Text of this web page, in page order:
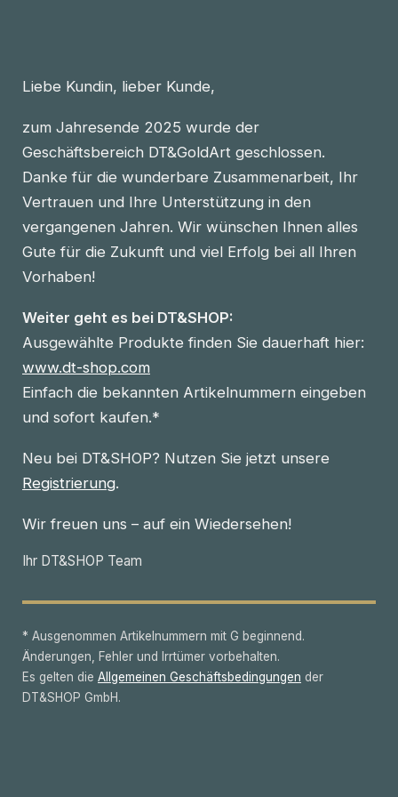
Liebe Kundin, lieber Kunde,
zum Jahresende 2025 wurde der
Geschäftsbereich DT&GoldArt geschlossen.
Danke für die wunderbare Zusammenarbeit, Ihr
Vertrauen und Ihre Unterstützung in den
vergangenen Jahren. Wir wünschen Ihnen alles
Gute für die Zukunft und viel Erfolg bei all Ihren
Vorhaben!
Weiter geht es bei DT&SHOP:
Ausgewählte Produkte finden Sie dauerhaft hier:
www.dt-shop.com
Einfach die bekannten Artikelnummern eingeben
und sofort kaufen.*
Neu bei DT&SHOP? Nutzen Sie jetzt unsere
Registrierung.
Wir freuen uns – auf ein Wiedersehen!
Ihr DT&SHOP Team
* Ausgenommen Artikelnummern mit G beginnend.
Änderungen, Fehler und Irrtümer vorbehalten.
Es gelten die Allgemeinen Geschäftsbedingungen der
DT&SHOP GmbH.